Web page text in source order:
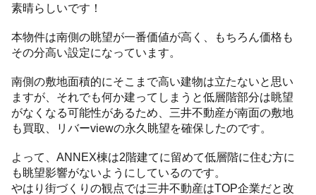
素晴らしいです！
本物件は南側の眺望が一番価値が高く、もちろん価格も
その分高い設定になっています。
南側の敷地面積的にそこまで高い建物は立たないと思い
ますが、それでも何か建ってしまうと低層階部分は眺望
がなくなる可能性があるため、三井不動産が南面の敷地
も買取、リバーviewの永久眺望を確保したのです。
よって、ANNEX棟は2階建てに留めて低層階に住む方に
も眺望影響がないようにしているのです。
やはり街づくりの観点では三井不動産はTOP企業だと改